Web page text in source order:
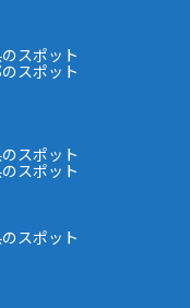
スポット
スポット
スポット
スポット
スポット